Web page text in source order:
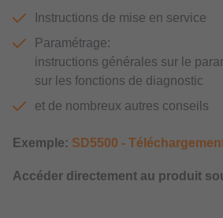
Instructions de mise en service
Paramétrage:
instructions générales sur le
sur les fonctions de diagnostic
et de nombreux autres conseils
Exemple: SD5500 -
Accéder directement au produit